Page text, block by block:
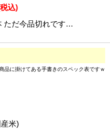
込)
ただ今品切れです…
品に掛けてある手書きのスペック表ですｗ
米)